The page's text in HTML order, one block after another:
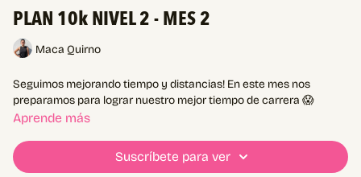
PLAN 10k NIVEL 2 - MES 2
Maca Quirno
Seguimos mejorando tiempo y distancias! En este mes nos
preparamos para lograr nuestro mejor tiempo de carrera 😱
Aprende más
Suscríbete para ver